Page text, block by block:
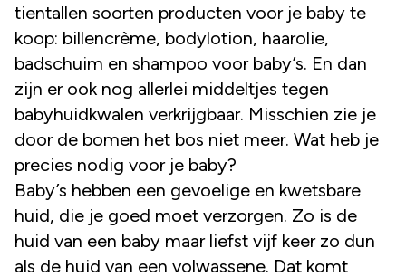
tientallen soorten producten voor je baby te
koop: billencrème, bodylotion, haarolie,
badschuim en shampoo voor baby’s. En dan
zijn er ook nog allerlei middeltjes tegen
babyhuidkwalen verkrijgbaar. Misschien zie je
door de bomen het bos niet meer. Wat heb je
precies nodig voor je baby?
Baby’s hebben een gevoelige en kwetsbare
huid, die je goed moet verzorgen. Zo is de
huid van een baby maar liefst vijf keer zo dun
als de huid van een volwassene. Dat komt